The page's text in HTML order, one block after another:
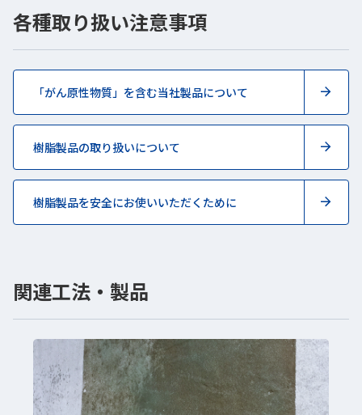
各種取り扱い注意事項
「がん原性物質」を含む当社製品について
樹脂製品の取り扱いについて
樹脂製品を安全にお使いいただくために
関連工法・製品